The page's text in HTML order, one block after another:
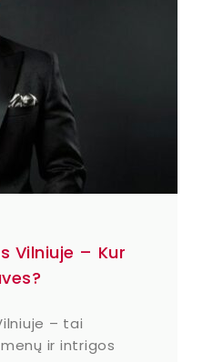
Vilniuje – Kur
– tai
ir intrigos